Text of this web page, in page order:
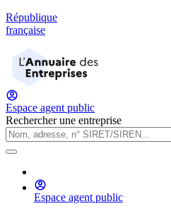
République
française
Espace agent public
Rechercher une entreprise
Espace agent public